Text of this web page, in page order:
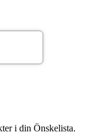
i din Önskelista.